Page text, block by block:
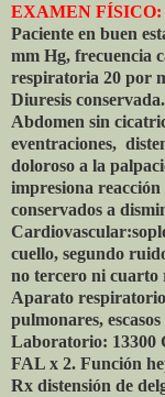
EXAMEN FÍSICO:
Paciente en buen
mm Hg, frecuencia
respiratoria 20 por
Diuresis conservada.
Abdomen sin
eventraciones,
doloroso a la
impresiona
conservados a
cuello, segundo
no tercero ni cuarto
Aparato
pulmonares, escasos
Laboratorio: 13300
FAL x 2. Función
Rx distensión de